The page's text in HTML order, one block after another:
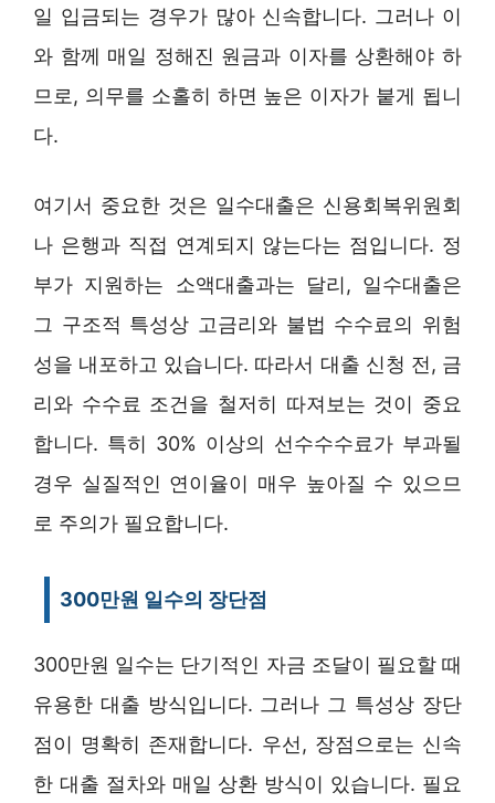
일 입금되는 경우가 많아 신속합니다. 그러나 이
와 함께 매일 정해진 원금과 이자를 상환해야 하
므로, 의무를 소홀히 하면 높은 이자가 붙게 됩니
다.
여기서 중요한 것은 일수대출은 신용회복위원회
나 은행과 직접 연계되지 않는다는 점입니다. 정
부가 지원하는 소액대출과는 달리, 일수대출은
그 구조적 특성상 고금리와 불법 수수료의 위험
성을 내포하고 있습니다. 따라서 대출 신청 전, 금
리와 수수료 조건을 철저히 따져보는 것이 중요
합니다. 특히 30% 이상의 선수수수료가 부과될
경우 실질적인 연이율이 매우 높아질 수 있으므
로 주의가 필요합니다.
300만원 일수의 장단점
300만원 일수는 단기적인 자금 조달이 필요할 때
유용한 대출 방식입니다. 그러나 그 특성상 장단
점이 명확히 존재합니다. 우선, 장점으로는 신속
한 대출 절차와 매일 상환 방식이 있습니다. 필요